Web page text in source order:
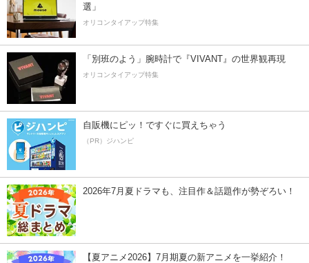
選」
オリコンタイアップ特集
「別班のよう」腕時計で『VIVANT』の世界観再現
オリコンタイアップ特集
自販機にピッ！ですぐに買えちゃう
（PR）ジハンピ
2026年7月夏ドラマも、注目作＆話題作が勢ぞろい！
【夏アニメ2026】7月期夏の新アニメを一挙紹介！